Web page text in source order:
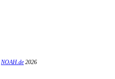
NOAH.de 2026